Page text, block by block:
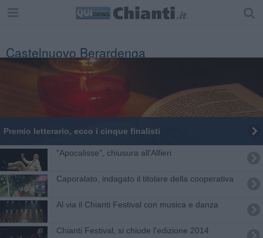
Castelnuovo Berardenga
Premio letterario, ecco i cinque finalisti
"Apocalisse", chiusura all'Alfieri
Caporalato, indagato il titolare della cooperativa
Al via il Chianti Festival con musica e danza
Chianti Festival, si chiude l'edizione 2014